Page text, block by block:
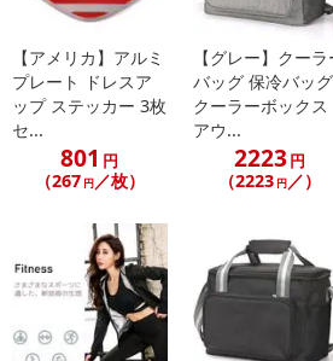
によるお申込み後のキャンセル・返品交
【お支払いについて】
※お支払い方法は、電話料金合算払い、ク
イントがご利用いただけます。
【発送・お届け・商品について】
※お客様のご都合でお受取りいただけな
金はいたしかねます。
また、お届け日時のご指定は、お受けで
不在票にてご対応ください。
【アメリカ】アルミ
プレート ドレスア
ップ ステッカー 3枚
セ...
801 円
（267 円／枚）
【グレー】クーラ
バッグ 保冷バッグ
クーラーボックス
アウ...
2223円
（2223 円／）